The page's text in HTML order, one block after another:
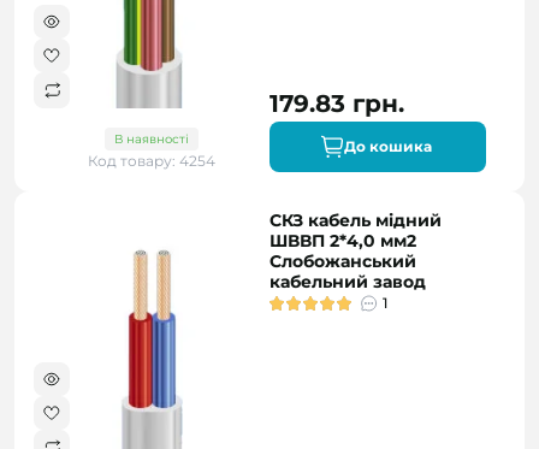
В наявності
Код товару: 4254
179.83 грн.
До кошика
СКЗ кабель мідний
ШВВП 2*4,0 мм2
Слобожанський
кабельний завод
1